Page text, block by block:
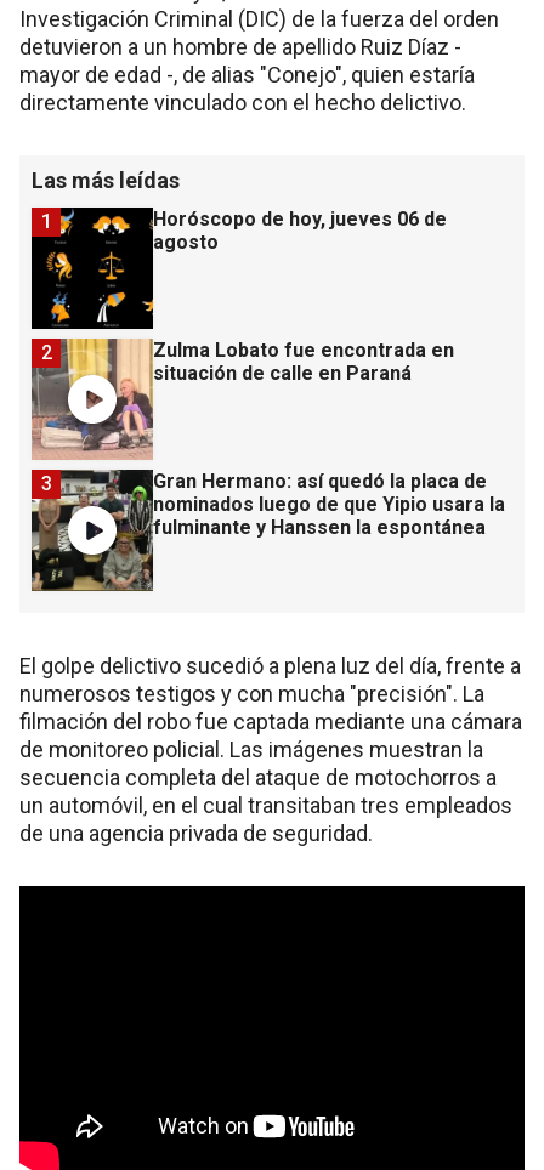
Investigación Criminal (DIC) de la fuerza del orden
detuvieron a un hombre de apellido Ruiz Díaz -
mayor de edad -, de alias "Conejo", quien estaría
directamente vinculado con el hecho delictivo.
Las más leídas
Horóscopo de hoy, jueves 06 de
agosto
1
Zulma Lobato fue encontrada en
situación de calle en Paraná
2
Gran Hermano: así quedó la placa de
nominados luego de que Yipio usara la
fulminante y Hanssen la espontánea
3
El golpe delictivo sucedió a plena luz del día, frente a
numerosos testigos y con mucha "precisión". La
filmación del robo fue captada mediante una cámara
de monitoreo policial. Las imágenes muestran la
secuencia completa del ataque de motochorros a
un automóvil, en el cual transitaban tres empleados
de una agencia privada de seguridad.